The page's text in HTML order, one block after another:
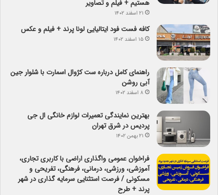
هستیم + فیلم و تصاویر
۲۱ اسفند ۱۴۰۲
کافه فست فود ایتالیایی لونا پرند + فیلم و عکس
۱۵ اسفند ۱۴۰۲
راهنمای کامل درباره ست کژوال اسمارت با شلوار جین
آبی روشن
۸ اسفند ۱۴۰۲
بهترین نمایندگی تعمیرات لوازم خانگی ال جی
پردیس در شرق تهران
۲۱ بهمن ۱۴۰۲
فراخوان عمومی واگذاری اراضی با کاربری تجاری،
آموزشی، ورزشی، درمانی، فرهنگی، تفریحی و
مسکونی / فرصت استثنایی سرمایه گذاری در شهر
پرند + طرح